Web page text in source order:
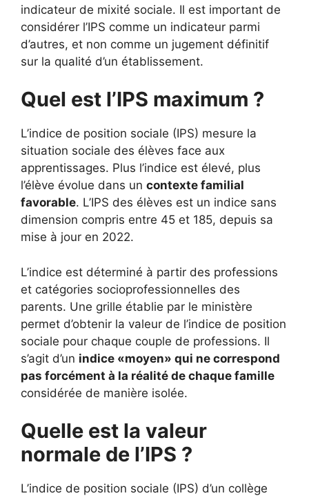
indicateur de mixité sociale. Il est important de
considérer l’IPS comme un indicateur parmi
d’autres, et non comme un jugement définitif
sur la qualité d’un établissement.
Quel est l’IPS maximum ?
L’indice de position sociale (IPS) mesure la
situation sociale des élèves face aux
apprentissages. Plus l’indice est élevé, plus
l’élève évolue dans un contexte familial
favorable. L’IPS des élèves est un indice sans
dimension compris entre 45 et 185, depuis sa
mise à jour en 2022.
L’indice est déterminé à partir des professions
et catégories socioprofessionnelles des
parents. Une grille établie par le ministère
permet d’obtenir la valeur de l’indice de position
sociale pour chaque couple de professions. Il
s’agit d’un indice «moyen» qui ne correspond
pas forcément à la réalité de chaque famille
considérée de manière isolée.
Quelle est la valeur
normale de l’IPS ?
L’indice de position sociale (IPS) d’un collège